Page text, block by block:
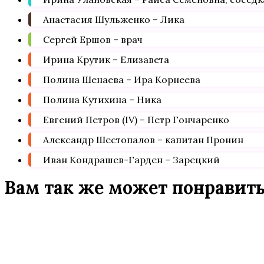
Анастасия Шульженко – Лика
Сергей Ершов – врач
Ирина Крутик – Елизавета
Полина Шенаева – Ира Корнеева
Полина Кутихина – Ника
Евгений Петров (IV) – Петр Гончаренко
Александр Шестопалов – капитан Пронин
Иван Кондрашев-Гарден – Зарецкий
Вам так же может